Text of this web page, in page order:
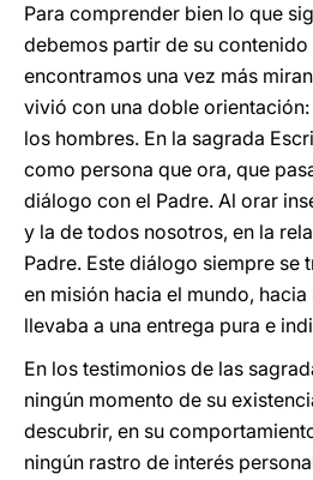
Para comprender bien lo que
debemos partir de su
encontramos una vez más
vivió con una doble
los hombres. En la sagrada
como persona que ora, que
diálogo con el Padre. Al orar
y la de todos nosotros, en la
Padre. Este diálogo siempre se
en misión hacia el mundo,
llevaba a una entrega pura e
En los testimonios de las
ningún momento de su
descubrir, en su
ningún rastro de interés